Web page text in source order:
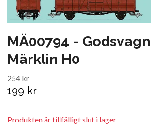
MÄ00794 -
Märklin H0
254 kr
199 kr
Produkten är tillfälligt slut i lager.